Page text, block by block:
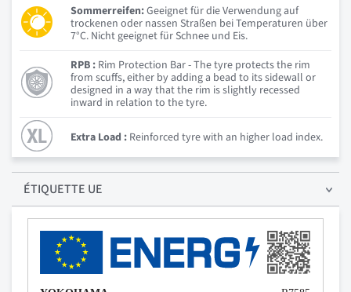
Sommerreifen:Geeignet für die Verwendung auf
trockenen oder nassen Straßen bei Temperaturen über
7°C. Nicht geeignet für Schnee und Eis.
RPB : Rim Protection Bar - The tyre protects the rim
from scuffs, either by adding a bead to its sidewall or
designed in a way that the rim is slightly recessed
inward in relation to the tyre.
Extra Load : Reinforced tyre with an higher load index.
ÉTIQUETTE UE